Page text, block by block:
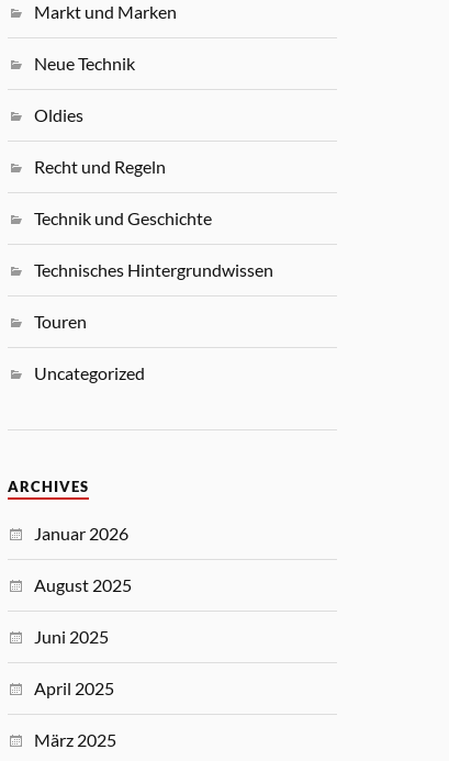
Markt und Marken
Neue Technik
Oldies
Recht und Regeln
Technik und Geschichte
Technisches Hintergrundwissen
Touren
Uncategorized
ARCHIVES
Januar 2026
August 2025
Juni 2025
April 2025
März 2025